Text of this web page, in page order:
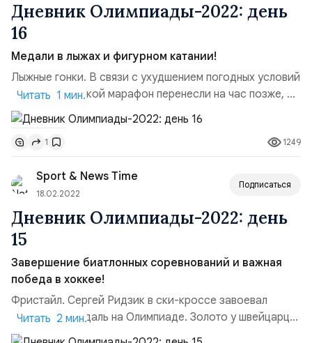
Дневник Олимпиады-2022: день
16
Медали в лыжах и фигурном катании!
Лыжные гонки. В связи с ухудшением погодных условий
в Пекине мужской марафон перенесли на час позже, а
также вместо привычных 50 км сократили дистанцию
до 28,4 км. Наши лыжники – Александр Большунов,
Иван Якимушкин, Артем Мальцев, Денис Спицов – шли
довольно плотно в лидирующей группе вместе с
представителями Норвегии, но за 8 км до финиша
Йоханне...
Читать 1 мин.
1 1249
Sport & News Time
18.02.2022
Подписаться
Дневник Олимпиады-2022: день
15
Завершение биатлонных соревнований и важная
победа в хоккее!
Фристайл. Сергей Ридзик в ски-кроссе завоевал
бронзовую медаль на Олимпиаде. Золото у швейцарца
Райана Регеза, вторым стал его соотечественник Алекс
Читать 2 мин.